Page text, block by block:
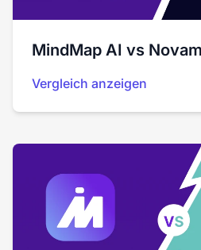
MindMap AI vs
Vergleich anzeigen